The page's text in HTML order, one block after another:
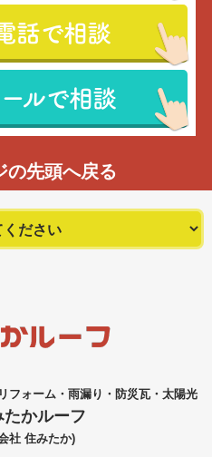
話で相談
ールで相談
の先頭へ戻る
フォーム・雨漏り・防災瓦・太陽光
たかルーフ
社 住みたか)